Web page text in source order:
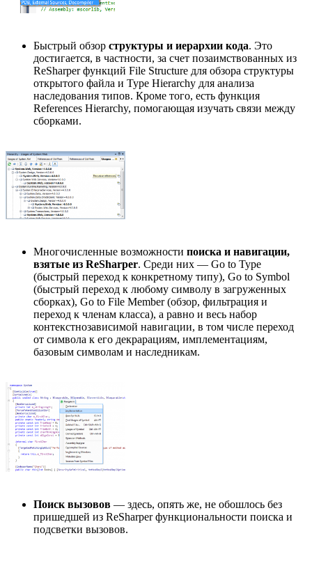
Быстрый обзор структуры и иерархии кода. Это
достигается, в частности, за счет позаимствованных из
ReSharper функций File Structure для обзора структуры
открытого файла и Type Hierarchy для анализа
наследования типов. Кроме того, есть функция
References Hierarchy, помогающая изучать связи между
сборками.
Многочисленные возможности поиска и навигации,
взятые из ReSharper. Среди них — Go to Type
(быстрый переход к конкретному типу), Go to Symbol
(быстрый переход к любому символу в загруженных
сборках), Go to File Member (обзор, фильтрация и
переход к членам класса), а равно и весь набор
контекстнозависимой навигации, в том числе переход
от символа к его декрарациям, имплементациям,
базовым символам и наследникам.
Поиск вызовов — здесь, опять же, не обошлось без
пришедшей из ReSharper функциональности поиска и
подсветки вызовов.